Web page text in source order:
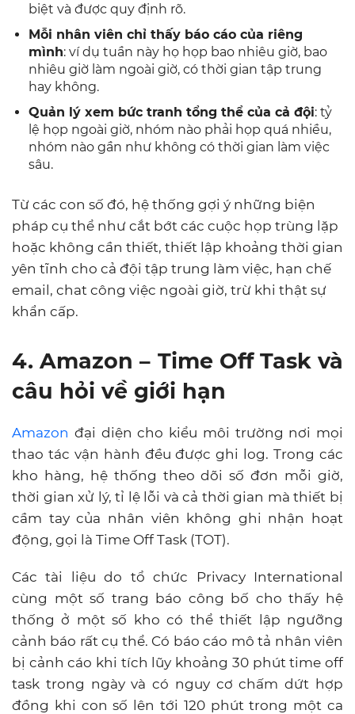
biệt và được quy định rõ.
Mỗi nhân viên chỉ thấy báo cáo của riêng
mình: ví dụ tuần này họ họp bao nhiêu giờ, bao
nhiêu giờ làm ngoài giờ, có thời gian tập trung
hay không.
Quản lý xem bức tranh tổng thể của cả đội: tỷ
lệ họp ngoài giờ, nhóm nào phải họp quá nhiều,
nhóm nào gần như không có thời gian làm việc
sâu.
Từ các con số đó, hệ thống gợi ý những biện
pháp cụ thể như cắt bớt các cuộc họp trùng lặp
hoặc không cần thiết, thiết lập khoảng thời gian
yên tĩnh cho cả đội tập trung làm việc, hạn chế
email, chat công việc ngoài giờ, trừ khi thật sự
khẩn cấp.
4. Amazon – Time Off Task và
câu hỏi về giới hạn
Amazon đại diện cho kiểu môi trường nơi mọi
thao tác vận hành đều được ghi log. Trong các
kho hàng, hệ thống theo dõi số đơn mỗi giờ,
thời gian xử lý, tỉ lệ lỗi và cả thời gian mà thiết bị
cầm tay của nhân viên không ghi nhận hoạt
động, gọi là Time Off Task (TOT).
Các tài liệu do tổ chức Privacy International
cùng một số trang báo công bố cho thấy hệ
thống ở một số kho có thể thiết lập ngưỡng
cảnh báo rất cụ thể. Có báo cáo mô tả nhân viên
bị cảnh cáo khi tích lũy khoảng 30 phút time off
task trong ngày và có nguy cơ chấm dứt hợp
đồng khi con số lên tới 120 phút trong một ca